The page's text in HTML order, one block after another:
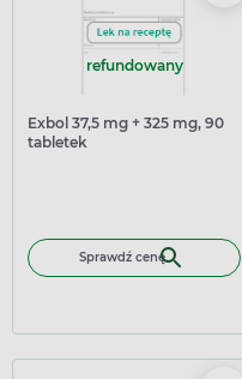
refundowany
Exbol 37,5 mg + 325 mg, 90
tabletek
Sprawdź cenę